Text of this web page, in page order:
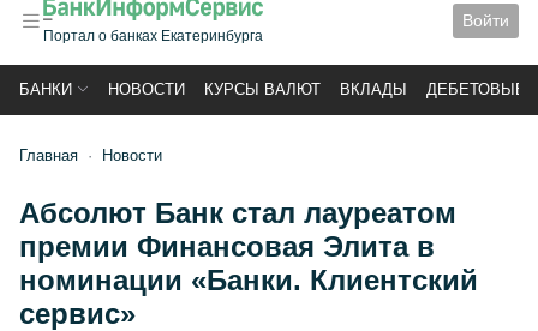
Портал о банках Екатеринбурга
Войти
БАНКИ НОВОСТИ КУРСЫ ВАЛЮТ ВКЛАДЫ ДЕБЕТОВЫЕ
Главная Новости
Абсолют Банк стал лауреатом
премии Финансовая Элита в
номинации «Банки. Клиентский
сервис»